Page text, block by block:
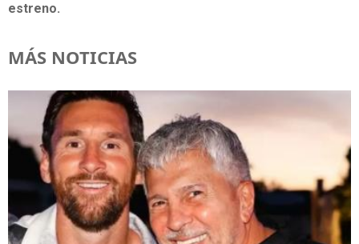
estreno.
MÁS NOTICIAS